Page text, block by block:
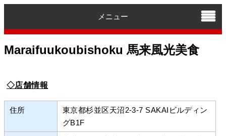
メニュー
Maraifuukoubishoku 馬来風光美食
◇店舗情報
住所
東京都杉並区天沼2-3-7 SAKAIビルディン
グB1F